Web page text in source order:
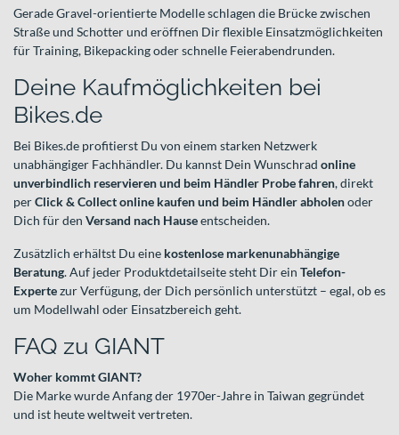
Gerade Gravel-orientierte Modelle schlagen die Brücke zwischen
Straße und Schotter und eröffnen Dir flexible Einsatzmöglichkeiten
für Training, Bikepacking oder schnelle Feierabendrunden.
Deine Kaufmöglichkeiten bei
Bikes.de
Bei Bikes.de profitierst Du von einem starken Netzwerk
unabhängiger Fachhändler. Du kannst Dein Wunschrad online
unverbindlich reservieren und beim Händler Probe fahren, direkt
perClick & Collect online kaufen und beim Händler abholenoder
Dich für den Versand nach Hauseentscheiden.
Zusätzlich erhältst Du eine kostenlose markenunabhängige
Beratung. Auf jeder Produktdetailseite steht Dir ein Telefon-
Expertezur Verfügung, der Dich persönlich unterstützt – egal, ob es
um Modellwahl oder Einsatzbereich geht.
FAQ zu GIANT
Woher kommt GIANT?
Die Marke wurde Anfang der 1970er-Jahre in Taiwan gegründet
und ist heute weltweit vertreten.